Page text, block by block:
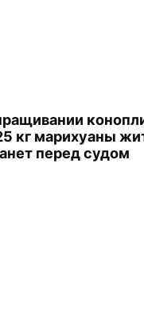
кг марихуаны
перед судом